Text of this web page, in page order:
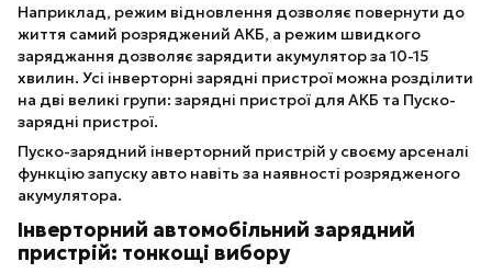
Наприклад, режим відновлення дозволяє повернути до
життя самий розряджений АКБ, а режим швидкого
заряджання дозволяє зарядити акумулятор за 10-15
хвилин. Усі інверторні зарядні пристрої можна розділити
на дві великі групи: зарядні пристрої для АКБ та Пуско-
зарядні пристрої.
Пуско-зарядний інверторний пристрій у своєму арсеналі
функцію запуску авто навіть за наявності розрядженого
акумулятора.
Інверторний автомобільний зарядний
пристрій: тонкощі вибору